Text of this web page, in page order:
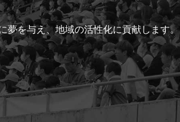
夢を与え、地域の活性化に貢献します。